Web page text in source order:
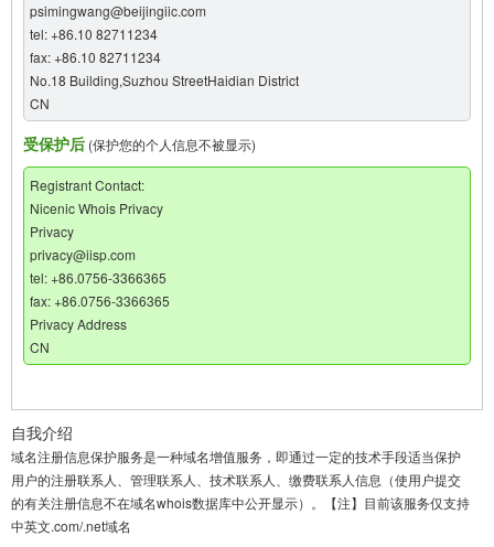
psimingwang@beijingiic.com
tel: +86.10 82711234
fax: +86.10 82711234
No.18 Building,Suzhou StreetHaidian District
CN
受保护后 (保护您的个人信息不被显示)
Registrant Contact:
Nicenic Whois Privacy
Privacy
privacy@iisp.com
tel: +86.0756-3366365
fax: +86.0756-3366365
Privacy Address
CN
自我介绍
域名注册信息保护服务是一种域名增值服务，即通过一定的技术手段适当保护
用户的注册联系人、管理联系人、技术联系人、缴费联系人信息（使用户提交
的有关注册信息不在域名whois数据库中公开显示）。【注】目前该服务仅支持
中英文.com/.net域名